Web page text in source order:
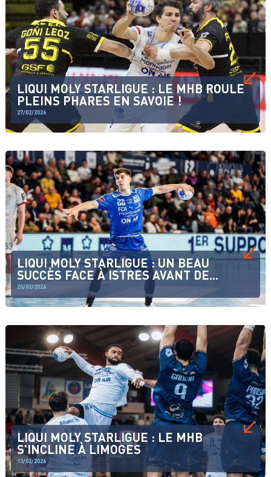
LIQUI MOLY STARLIGUE : LE MHB ROULE
PLEINS PHARES EN SAVOIE !
27/02/2026
LIQUI MOLY STARLIGUE : UN BEAU
SUCCÈS FACE À ISTRES AVANT DE...
20/02/2026
LIQUI MOLY STARLIGUE : LE MHB
S'INCLINE À LIMOGES
13/02/2026